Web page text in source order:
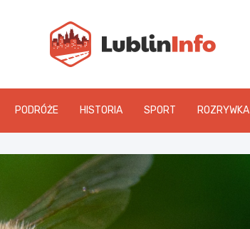
PODRÓŻE HISTORIA SPORT ROZRYWKA